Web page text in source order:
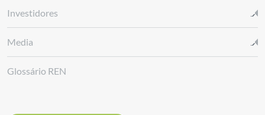
Investidores
Media
Glossário REN